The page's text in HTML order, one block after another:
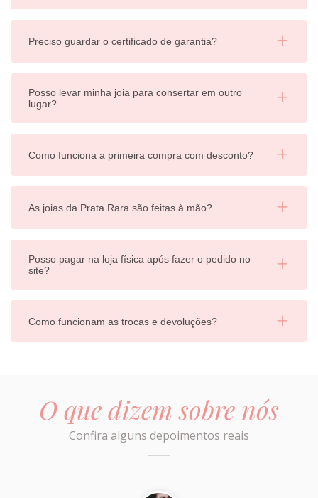
Preciso guardar o certificado de garantia?
Posso levar minha joia para consertar em outro
lugar?
Como funciona a primeira compra com desconto?
As joias da Prata Rara são feitas à mão?
Posso pagar na loja física após fazer o pedido no
site?
Como funcionam as trocas e devoluções?
O que dizem sobre nós
Confira alguns depoimentos reais